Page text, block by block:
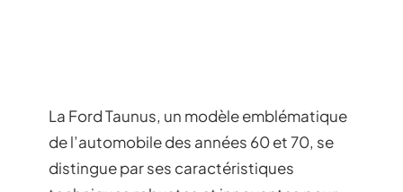
La Ford Taunus, un modèle emblématique
de l’automobile des années 60 et 70, se
distingue par ses caractéristiques